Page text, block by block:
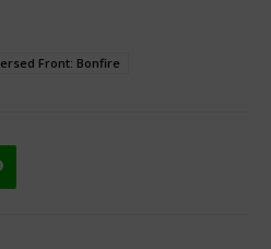
Front: Bonfire